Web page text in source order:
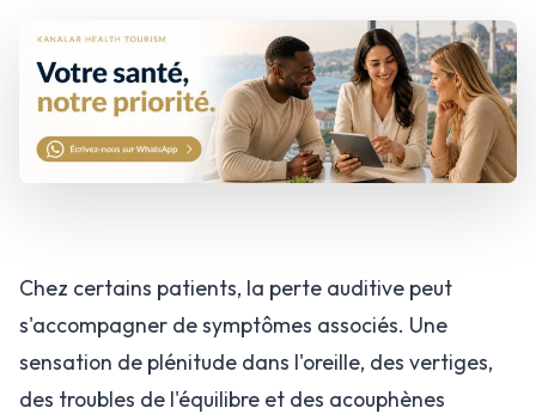
Chez certains patients, la perte auditive peut
s'accompagner de symptômes associés. Une
sensation de plénitude dans l'oreille, des vertiges,
des troubles de l'équilibre et des acouphènes